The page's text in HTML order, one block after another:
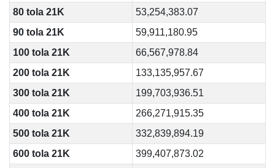
80 tola 21K
53,254,383.07
90 tola 21K
59,911,180.95
100 tola 21K
66,567,978.84
200 tola 21K
133,135,957.67
300 tola 21K
199,703,936.51
400 tola 21K
266,271,915.35
500 tola 21K
332,839,894.19
600 tola 21K
399,407,873.02